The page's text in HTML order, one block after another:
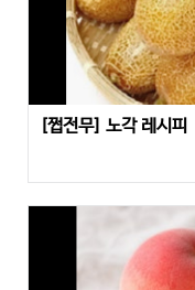
[쩝전무] 노각 레시피